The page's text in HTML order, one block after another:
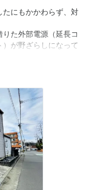
たにもかかわらず、対
た外部電源（延長コ
が野ざらしになって
ります。
で、コンセントを濡
使えました）
買い物ができるのは